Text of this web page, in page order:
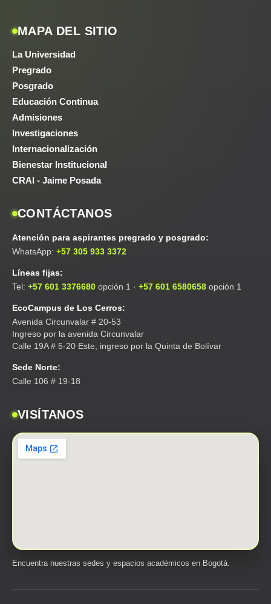
MAPA DEL SITIO
La Universidad
Pregrado
Posgrado
Educación Continua
Admisiones
Investigaciones
Internacionalización
Bienestar Institucional
CRAI - Jaime Posada
CONTÁCTANOS
Atención para aspirantes pregrado y posgrado:
WhatsApp: +57 305 933 3372
Líneas fijas:
Tel: +57 601 3376680 opción 1 · +57 601 6580658 opción 1
EcoCampus de Los Cerros:
Avenida Circunvalar # 20-53
Ingreso por la avenida Circunvalar
Calle 19A # 5-20 Este, ingreso por la Quinta de Bolívar
Sede Norte:
Calle 106 # 19-18
VISÍTANOS
Encuentra nuestras sedes y espacios académicos en Bogotá.